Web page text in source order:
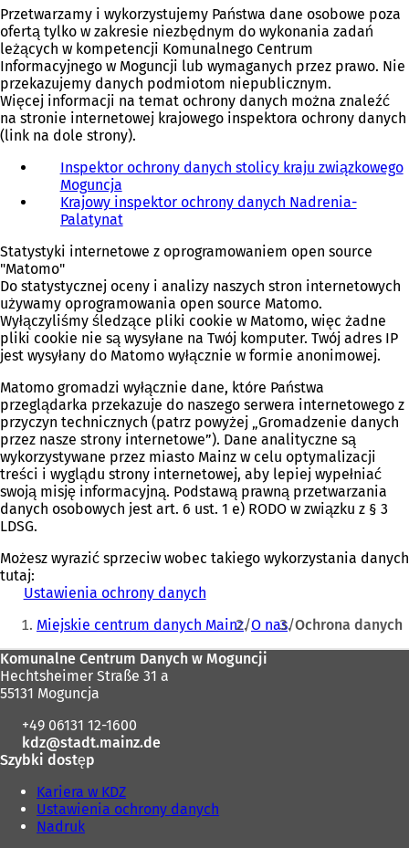
Przetwarzamy i wykorzystujemy Państwa dane osobowe poza
ofertą tylko w zakresie niezbędnym do wykonania zadań
leżących w kompetencji Komunalnego Centrum
Informacyjnego w Moguncji lub wymaganych przez prawo. Nie
przekazujemy danych podmiotom niepublicznym.
Więcej informacji na temat ochrony danych można znaleźć
na stronie internetowej krajowego inspektora ochrony danych
(link na dole strony).
Inspektor ochrony danych stolicy kraju związkowego
Moguncja
Krajowy inspektor ochrony danych Nadrenia-
Palatynat(
t
i
e
r
a
s
ę
w
n
o
w
e
j
k
c
e
)
Statystyki internetowe z oprogramowaniem open source
"Matomo"
Do statystycznej oceny i analizy naszych stron internetowych
używamy oprogramowania open source Matomo.
Wyłączyliśmy śledzące pliki cookie w Matomo, więc żadne
pliki cookie nie są wysyłane na Twój komputer. Twój adres IP
jest wysyłany do Matomo wyłącznie w formie anonimowej.
Matomo gromadzi wyłącznie dane, które Państwa
przeglądarka przekazuje do naszego serwera internetowego z
przyczyn technicznych (patrz powyżej „Gromadzenie danych
przez nasze strony internetowe”). Dane analityczne są
wykorzystywane przez miasto Mainz w celu optymalizacji
treści i wyglądu strony internetowej, aby lepiej wypełniać
swoją misję informacyjną. Podstawą prawną przetwarzania
danych osobowych jest art. 6 ust. 1 e) RODO w związku z § 3
LDSG.
Możesz wyrazić sprzeciw wobec takiego wykorzystania danych
tutaj:
Ustawienia ochrony danych
Jesteś
tutaj:
Miejskie centrum danych Mainz O nas Ochrona danych
Obszar
stóp
Komunalne Centrum Danych w Moguncji
Hechtsheimer Straße 31 a
55131 Moguncja
+49 06131 12-1600
kdz
stadt.mainz de
Szybki dostęp
Kariera w KDZ
Ustawienia ochrony danych
Nadruk